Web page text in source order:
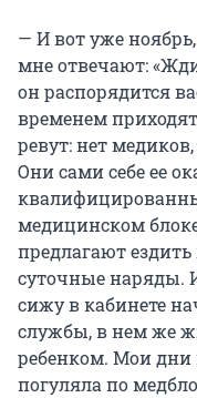
— И вот уже
мне отвечают:
он распорядится
временем
ревут: нет
Они сами себе ее
медицинском
предлагают
суточные наряды.
сижу в кабинете
службы, в нем же
ребенком. Мои дни
погуляла по